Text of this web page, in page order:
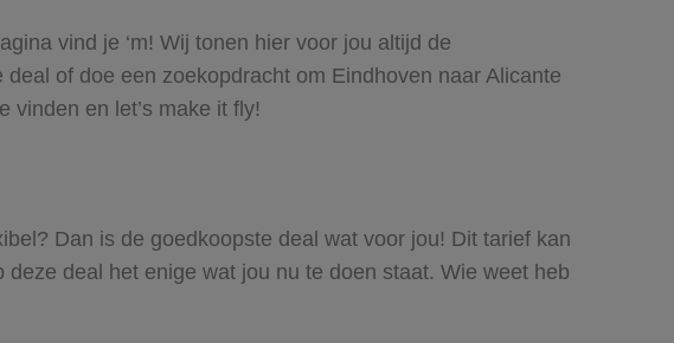
vind je ‘m! Wij tonen hier voor jou altijd de
of doe een zoekopdracht om Eindhoven naar Alicante
en let’s make it fly!
Dan is de goedkoopste deal wat voor jou! Dit tarief kan
deal het enige wat jou nu te doen staat. Wie weet heb